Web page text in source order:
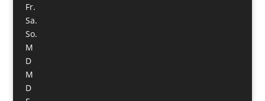
Fr.
Sa.
So.
M
D
M
D